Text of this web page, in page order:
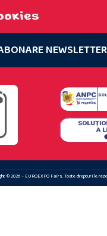
NEWSLETTER
© 2026 – EUROEXPO Fairs. Toate drepturile